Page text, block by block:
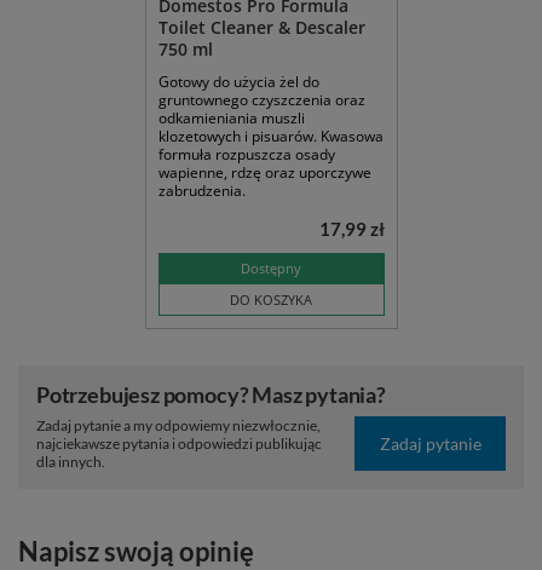
Domestos Pro Formula
Toilet Cleaner & Descaler
750 ml
Gotowy do użycia żel do
gruntownego czyszczenia oraz
odkamieniania muszli
klozetowych i pisuarów. Kwasowa
formuła rozpuszcza osady
wapienne, rdzę oraz uporczywe
zabrudzenia.
Dostępny
DO KOSZYKA
17,99 zł
Potrzebujesz pomocy? Masz pytania?
Zadaj pytanie a my odpowiemy niezwłocznie,
najciekawsze pytania i odpowiedzi publikując
dla innych.
Zadaj pytanie
Napisz swoją opinię